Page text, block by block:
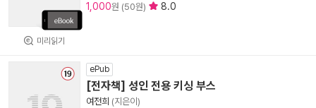
미리읽기
1,000원 (50원) 8.0
ePub
[전자책] 성인 전용 키싱 부스
여전희 (지은이)